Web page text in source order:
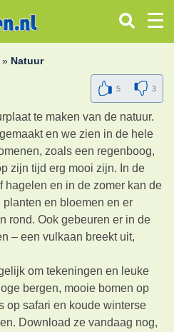
» Natuur
5 3
te maken van de natuur.
en we zien in de hele
zoals een regenboog,
zijn tijd erg mooi zijn. In de
hagelen en in de zomer kan de
en bloemen en er
rond. Ook gebeuren er in de
– een vulkaan breekt uit,
om tekeningen en leuke
bergen, mooie bomen op
op safari en koude winterse
Download ze vandaag nog,